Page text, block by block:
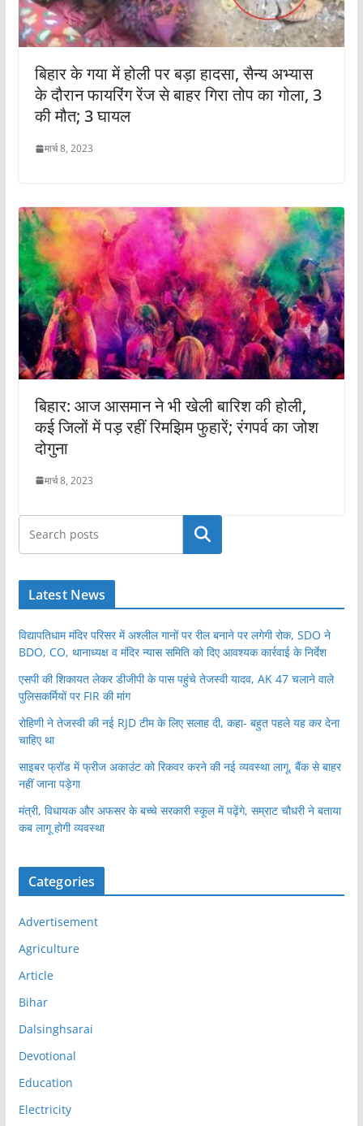
बिहार के गया में होली पर बड़ा हादसा, सैन्य अभ्यास
के दौरान फायरिंग रेंज से बाहर गिरा तोप का गोला, 3
की मौत; 3 घायल
मार्च 8, 2023
बिहार: आज आसमान ने भी खेली बारिश की होली,
कई जिलों में पड़ रहीं रिमझिम फुहारें; रंगपर्व का जोश
दोगुना
मार्च 8, 2023
खोजें
Latest News
विद्यापतिधाम मंदिर परिसर में अश्लील गानों पर रील बनाने पर लगेगी रोक, SDO ने
BDO, CO, थानाध्यक्ष व मंदिर न्यास समिति को दिए आवश्यक कार्रवाई के निर्देश
एसपी की शिकायत लेकर डीजीपी के पास पहुंचे तेजस्वी यादव, AK 47 चलाने वाले
पुलिसकर्मियों पर FIR की मांग
रोहिणी ने तेजस्वी की नई RJD टीम के लिए सलाह दी, कहा- बहुत पहले यह कर देना
चाहिए था
साइबर फ्रॉड में फ्रीज अकाउंट को रिकवर करने की नई व्यवस्था लागू, बैंक से बाहर
नहीं जाना पड़ेगा
मंत्री, विधायक और अफसर के बच्चे सरकारी स्कूल में पढ़ेंगे, सम्राट चौधरी ने बताया
कब लागू होगी व्यवस्था
Categories
Advertisement
Agriculture
Article
Bihar
Dalsinghsarai
Devotional
Education
Electricity